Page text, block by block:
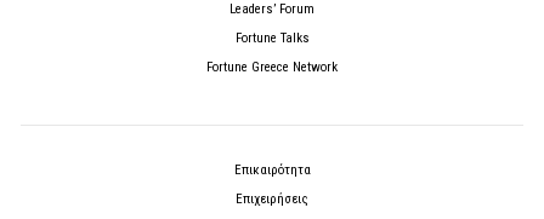
Leaders’ Forum
Fortune Talks
Fortune Greece Network
Επικαιρότητα
Επιχειρήσεις